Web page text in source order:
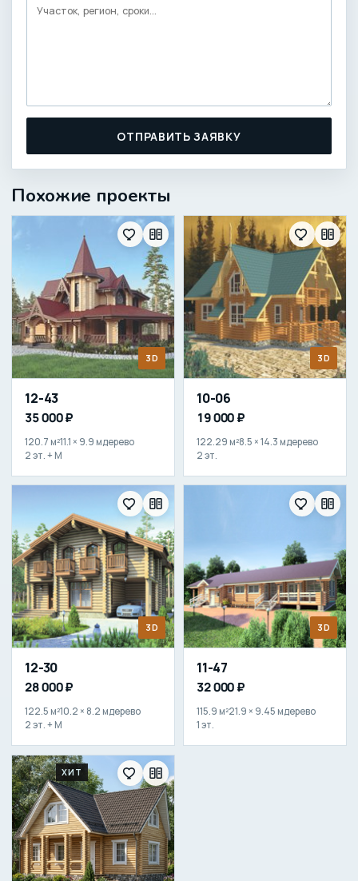
ОТПРАВИТЬ ЗАЯВКУ
Похожие проекты
3D
12-43
35 000 ₽
120.7 м²11.1 × 9.9 мдерево
2 эт. + М
3D
10-06
19 000 ₽
122.29 м²8.5 × 14.3 мдерево
2 эт.
3D
12-30
28 000 ₽
122.5 м²10.2 × 8.2 мдерево
2 эт. + М
3D
11-47
32 000 ₽
115.9 м²21.9 × 9.45 мдерево
1 эт.
ХИТ